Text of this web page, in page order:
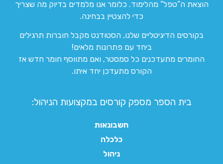
הוצאת ה”טפל” מהלימוד. כלומר אנו מלמדים בדיוק מה שצריך
כדי להצטיין בבחינה.
בקורסים הדיגיטליים שלנו, הסטודנט מקבל חוברות תרגילים
ביחד עם פתרונות מלאים!
החומרים מתעדכנים כל סמסטר, ואם מתווסף חומר חדש אז
הקורס מתעדכן יחד איתו.
בית הספר מספק קורסים במקצועות הניהול:
חשבונאות
כלכלה
ניהול